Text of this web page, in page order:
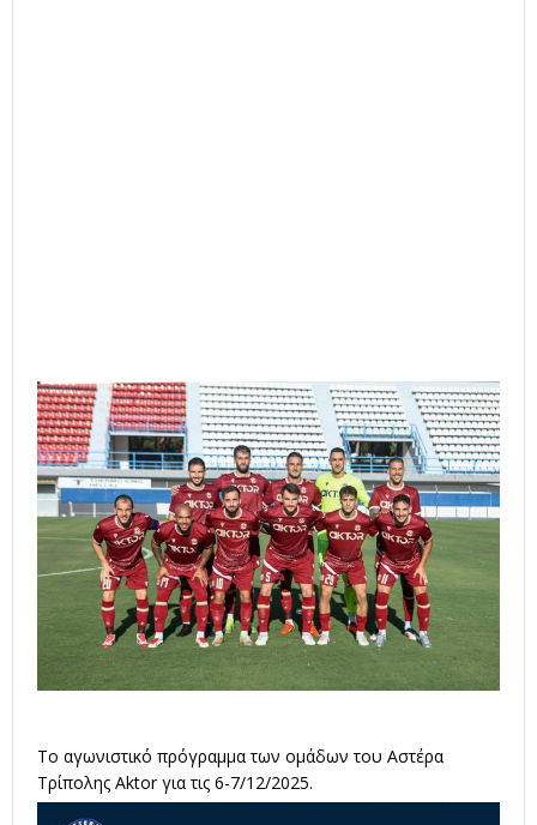
Το αγωνιστικό πρόγραμμα των ομάδων του Αστέρα
Τρίπολης Aktor για τις 6-7/12/2025.